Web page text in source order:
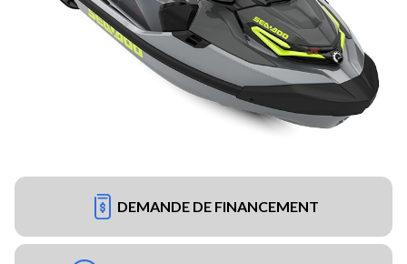
DEMANDE DE FINANCEMENT